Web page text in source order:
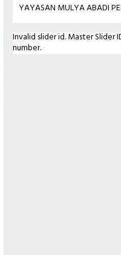
YAYASAN MULYA ABADI
Invalid slider id. Master Slider
number.